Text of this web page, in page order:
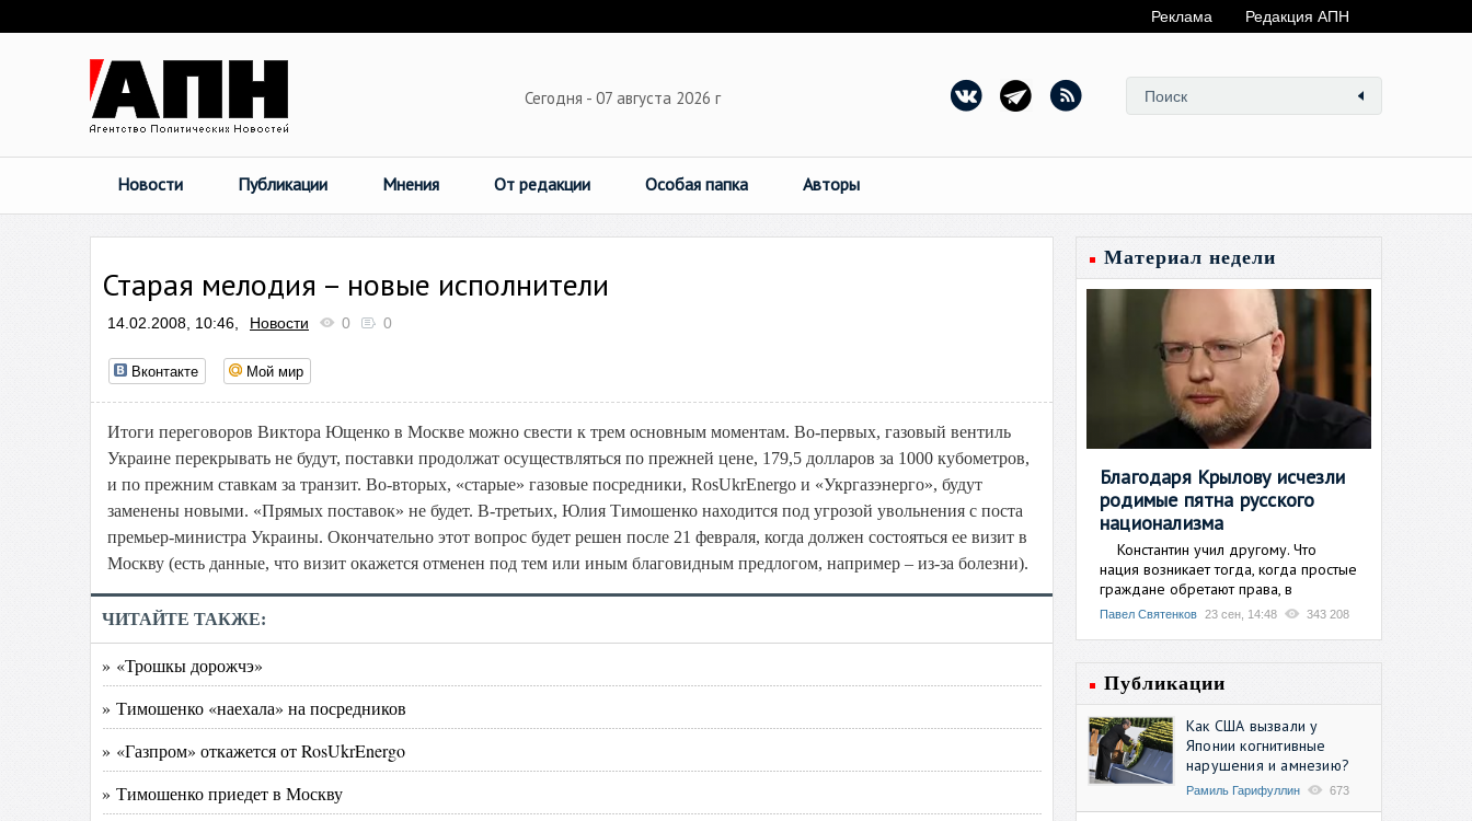
Реклама Редакция АПН
Сегодня - 07 августа 2026 г
Новости Публикации Мнения От редакции Особая папка Авторы
Старая мелодия – новые исполнители
14.02.2008, 10:46, Новости 0 0
Вконтакте Мой мир
Итоги переговоров Виктора Ющенко в Москве можно свести к трем основным моментам. Во-первых, газовый вентиль
Украине перекрывать не будут, поставки продолжат осуществляться по прежней цене, 179,5 долларов за 1000 кубометров,
и по прежним ставкам за транзит. Во-вторых, «старые» газовые посредники, RosUkrEnergo и «Укргазэнерго», будут
заменены новыми. «Прямых поставок» не будет. В-третьих, Юлия Тимошенко находится под угрозой увольнения с поста
премьер-министра Украины. Окончательно этот вопрос будет решен после 21 февраля, когда должен состояться ее визит в
Москву (есть данные, что визит окажется отменен под тем или иным благовидным предлогом, например – из-за болезни).
ЧИТАЙТЕ ТАКЖЕ:
» «Трошкы дорожчэ»
» Тимошенко «наехала» на посредников
» «Газпром» откажется от RosUkrEnergo
» Тимошенко приедет в Москву
Материал недели
Благодаря Крылову исчезли
родимые пятна русского
национализма
Константин учил другому. Что
нация возникает тогда, когда простые
граждане обретают права, в
Павел Святенков 23 сен, 14:48 343 208
Публикации
Как США вызвали у
Японии когнитивные
нарушения и амнезию?
Рамиль Гарифуллин 673